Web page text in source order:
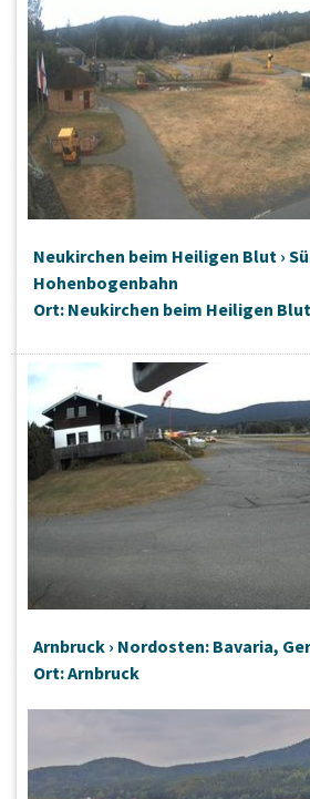
Neukirchen beim Heiligen Blut ›
Hohenbogenbahn
Ort: Neukirchen beim Heiligen Blut
Arnbruck › Nordosten: Bavaria,
Ort: Arnbruck